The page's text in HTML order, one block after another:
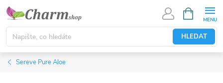
Přejít
obsah
HLEDAT
NÁKUPNÍ
KOŠÍK
Sereve Pure Aloe